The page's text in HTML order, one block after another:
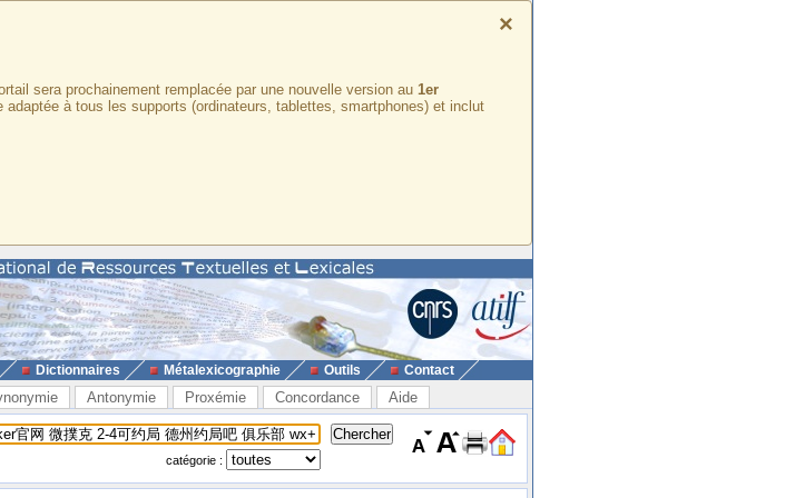
×
sera prochainement remplacée par une nouvelle version au 1er
à tous les supports (ordinateurs, tablettes, smartphones) et inclut
Dictionnaires Métalexicographie Outils Contact
Antonymie Proxémie Concordance Aide
catégorie :